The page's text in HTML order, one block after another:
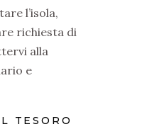
l’isola,
richiesta di
alla
e
TESORO